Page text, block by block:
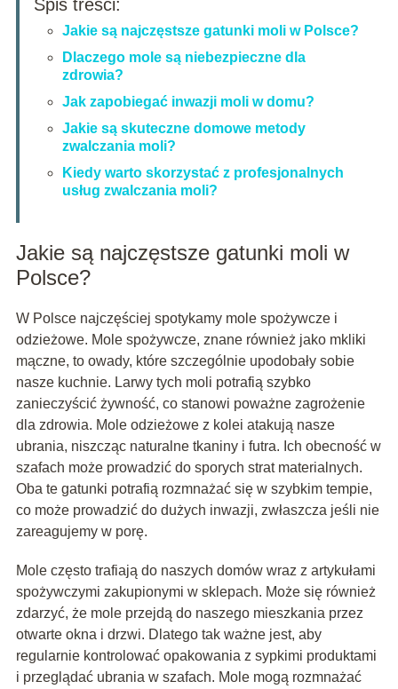
Spis treści:
Jakie są najczęstsze gatunki moli w Polsce?
Dlaczego mole są niebezpieczne dla
zdrowia?
Jak zapobiegać inwazji moli w domu?
Jakie są skuteczne domowe metody
zwalczania moli?
Kiedy warto skorzystać z profesjonalnych
usług zwalczania moli?
Jakie są najczęstsze gatunki moli w
Polsce?
W Polsce najczęściej spotykamy mole spożywcze i
odzieżowe. Mole spożywcze, znane również jako mkliki
mączne, to owady, które szczególnie upodobały sobie
nasze kuchnie. Larwy tych moli potrafią szybko
zanieczyścić żywność, co stanowi poważne zagrożenie
dla zdrowia. Mole odzieżowe z kolei atakują nasze
ubrania, niszcząc naturalne tkaniny i futra. Ich obecność w
szafach może prowadzić do sporych strat materialnych.
Oba te gatunki potrafią rozmnażać się w szybkim tempie,
co może prowadzić do dużych inwazji, zwłaszcza jeśli nie
zareagujemy w porę.
Mole często trafiają do naszych domów wraz z artykułami
spożywczymi zakupionymi w sklepach. Może się również
zdarzyć, że mole przejdą do naszego mieszkania przez
otwarte okna i drzwi. Dlatego tak ważne jest, aby
regularnie kontrolować opakowania z sypkimi produktami
i przeglądać ubrania w szafach. Mole mogą rozmnażać